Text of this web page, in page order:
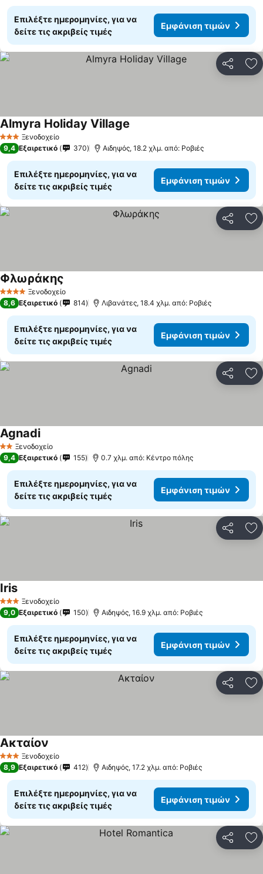
Επιλέξτε ημερομηνίες, για να
δείτε τις ακριβείς τιμές
Εμφάνιση τιμών
3 ΑστέριαΞενοδοχείο
Almyra Holiday Village
9,4 Εξαιρετικό 370 Αιδηψός, 18.2 χλμ. από: Ροβιές
Επιλέξτε ημερομηνίες, για να
δείτε τις ακριβείς τιμές
Εμφάνιση τιμών
4 ΑστέριαΞενοδοχείο
Φλωράκης
8,6 Εξαιρετικό 814 Λιβανάτες, 18.4 χλμ. από: Ροβιές
Επιλέξτε ημερομηνίες, για να
δείτε τις ακριβείς τιμές
Εμφάνιση τιμών
2 ΑστέριαΞενοδοχείο
Agnadi
9,4 Εξαιρετικό 155 0.7 χλμ. από: Κέντρο πόλης
Επιλέξτε ημερομηνίες, για να
δείτε τις ακριβείς τιμές
Εμφάνιση τιμών
3 ΑστέριαΞενοδοχείο
Iris
9,0 Εξαιρετικό 150 Αιδηψός, 16.9 χλμ. από: Ροβιές
Επιλέξτε ημερομηνίες, για να
δείτε τις ακριβείς τιμές
Εμφάνιση τιμών
3 ΑστέριαΞενοδοχείο
Ακταίον
8,9 Εξαιρετικό 412 Αιδηψός, 17.2 χλμ. από: Ροβιές
Επιλέξτε ημερομηνίες, για να
δείτε τις ακριβείς τιμές
Εμφάνιση τιμών